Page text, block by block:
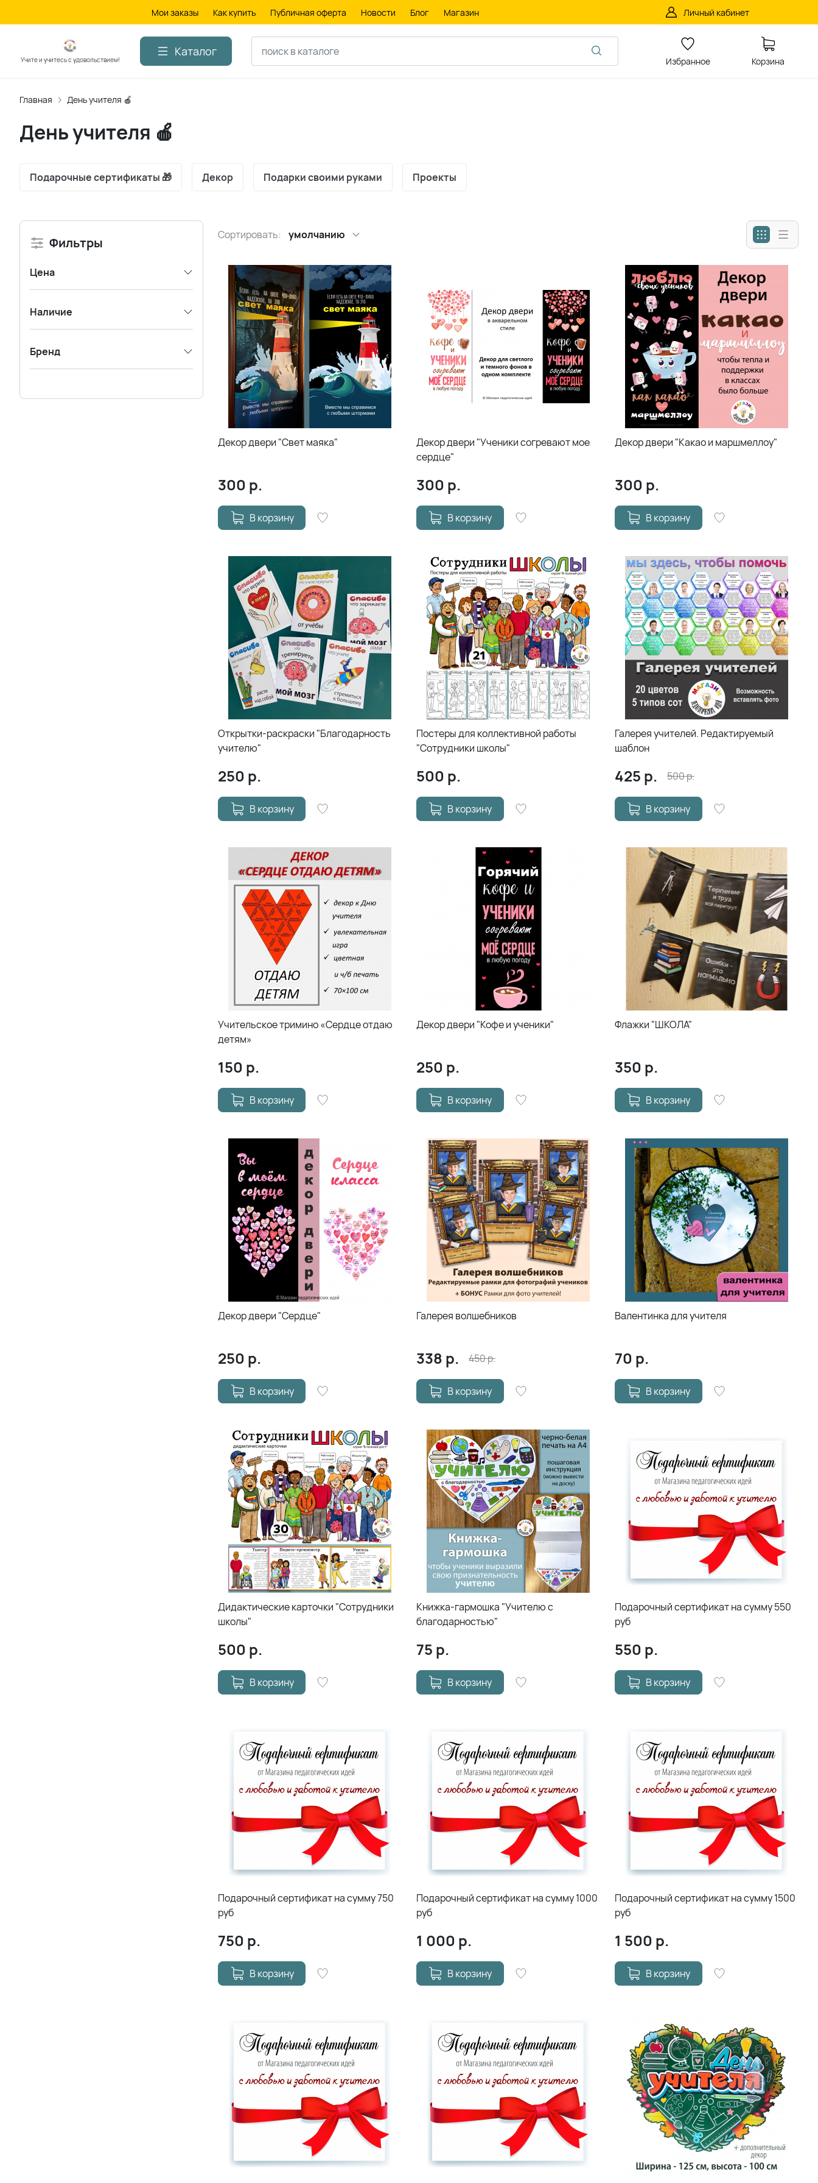
Мои заказы Как купить Публичная оферта Новости Блог Магазин Личный кабинет
Учите и учитесь с удовольствием!
Каталог
Избранное Корзина
Главная День учителя 🍎
День учителя 🍎
Подарочные сертификаты 🎁 Декор Подарки своими руками Проекты
Фильтры
Цена
Наличие
Бренд
Сортировать: умолчанию
Декор двери "Свет маяка"
300 р.
В корзину
Декор двери "Ученики согревают мое
сердце"
300 р.
В корзину
Декор двери "Какао и маршмеллоу"
300 р.
В корзину
Открытки-раскраски "Благодарность
учителю"
250 р.
В корзину
Постеры для коллективной работы
"Сотрудники школы"
500 р.
В корзину
Галерея учителей. Редактируемый
шаблон
425 р. 500р.
В корзину
Учительское тримино «Сердце отдаю
детям»
150 р.
В корзину
Декор двери "Кофе и ученики"
250 р.
В корзину
Флажки "ШКОЛА"
350 р.
В корзину
Декор двери "Сердце"
250 р.
В корзину
Галерея волшебников
338 р. 450р.
В корзину
Валентинка для учителя
70 р.
В корзину
Дидактические карточки "Сотрудники
школы"
500 р.
В корзину
Книжка-гармошка "Учителю с
благодарностью"
75 р.
В корзину
Подарочный сертификат на сумму 550
руб
550 р.
В корзину
Подарочный сертификат на сумму 750
руб
750 р.
В корзину
Подарочный сертификат на сумму 1000
руб
1 000 р.
В корзину
Подарочный сертификат на сумму 1500
руб
1 500 р.
В корзину